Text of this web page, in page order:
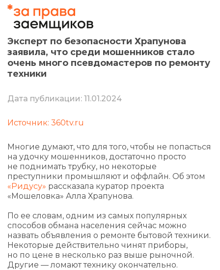
Эксперт по безопасности Храпунова
заявила, что среди мошенников стало
очень много псевдомастеров по ремонту
техники
Дата публикации: 11.01.2024
Источник: 360tv.ru
Многие думают, что для того, чтобы не попасться
на удочку мошенников, достаточно просто
не поднимать трубку, но некоторые
преступники промышляют и оффлайн. Об этом
«Ридусу» рассказала куратор проекта
«Мошеловка» Алла Храпунова.
По ее словам, одним из самых популярных
способов обмана населения сейчас можно
назвать объявления о ремонте бытовой техники.
Некоторые действительно чинят приборы,
но по цене в несколько раз выше рыночной.
Другие — ломают технику окончательно.